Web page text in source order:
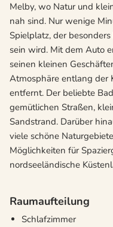
Melby, wo Natur und
nah sind. Nur wenige
Spielplatz, der
sein wird. Mit dem Auto
seinen kleinen
Atmosphäre entlang der
entfernt. Der beliebte
gemütlichen Straßen,
Sandstrand. Darüber
viele schöne
Möglichkeiten für
nordseeländische
Raumaufteilung
Schlafzimmer